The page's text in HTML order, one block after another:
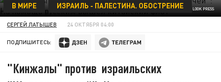
ФОТО: JIANG XIA / XINHUA / GLOBAL LOOK PRESS
В МИРЕ ИЗРАИЛЬ - ПАЛЕСТИНА. ОБОСТРЕНИЕ
СЕРГЕЙ ЛАТЫШЕВ 24 ОКТЯБРЯ 04:00
ПОДПИШИТЕСЬ:
"Кинжалы" против израильских